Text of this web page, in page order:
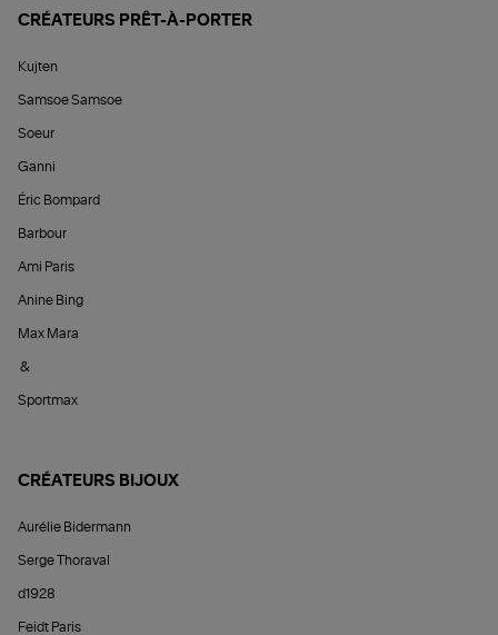
CRÉATEURS PRÊT-À-PORTER
Kujten
Samsoe Samsoe
Soeur
Ganni
Éric Bompard
Barbour
Ami Paris
Anine Bing
Max Mara
&
Sportmax
CRÉATEURS BIJOUX
Aurélie Bidermann
Serge Thoraval
d1928
Feidt Paris